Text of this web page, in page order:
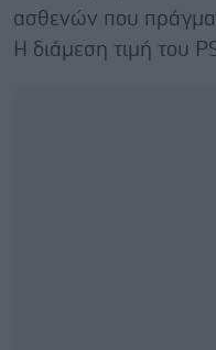
ασθενών που
Η διάμεση τιμή του